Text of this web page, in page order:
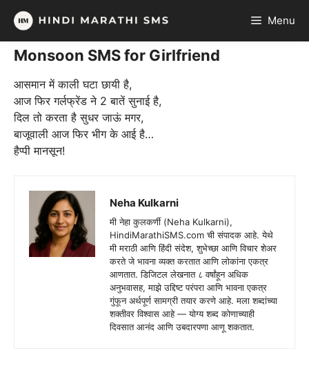
Skip
content
Menu
Monsoon SMS for Girlfriend
आसमान में काली घटा छायी है,
आज फिर गर्लफ्रेंड ने 2 बातें सुनाई है,
दिल तो करता है सुधर जाऊं मगर,
बाजूवाली आज फिर भीग के आई है…
हैप्पी मानसून!
Neha Kulkarni
मी नेहा कुलकर्णी (Neha Kulkarni),
HindiMarathiSMS.com ची संपादक आहे. येथे
मी मराठी आणि हिंदी संदेश, शुभेच्छा आणि विचार शेअर
करते जे भावना व्यक्त करतात आणि लोकांना एकत्र
आणतात. डिजिटल लेखनात ८ वर्षांहून अधिक
अनुभवासह, माझे उद्दिष्ट परंपरा आणि भावना एकत्र
गुंफून अर्थपूर्ण सामग्री तयार करणे आहे. मला शब्दांच्या
शक्तीवर विश्वास आहे — योग्य शब्द कोणाच्याही
दिवसात आनंद आणि उबदारपणा आणू शकतात.